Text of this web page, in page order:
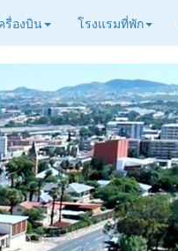
รื่องบิน โรงแรมที่พัก